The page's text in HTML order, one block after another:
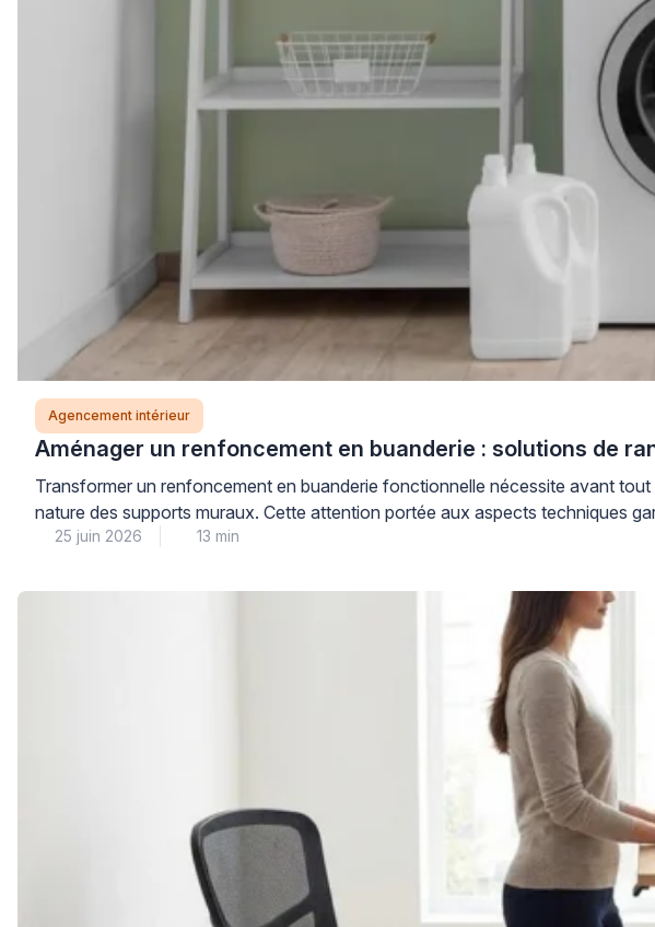
Agencement intérieur
Aménager un renfoncement en buanderie : solutions de
Transformer un renfoncement en buanderie fonctionnelle nécessite avant
nature des supports muraux. Cette attention portée aux aspects techniques
linge, tout en préservant l’intégrité de vos cloisons. […]
25 juin 2026 13 min